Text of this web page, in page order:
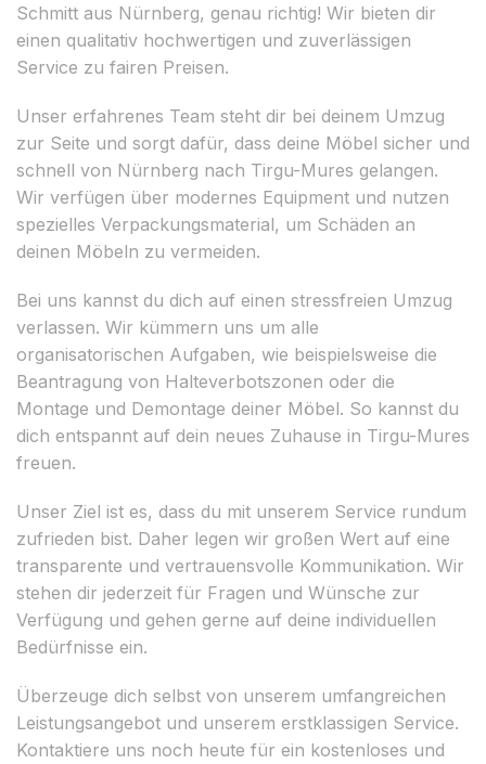
Schmitt aus Nürnberg, genau richtig! Wir bieten dir
einen qualitativ hochwertigen und zuverlässigen
Service zu fairen Preisen.
Unser erfahrenes Team steht dir bei deinem Umzug
zur Seite und sorgt dafür, dass deine Möbel sicher und
schnell von Nürnberg nach Tirgu-Mures gelangen.
Wir verfügen über modernes Equipment und nutzen
spezielles Verpackungsmaterial, um Schäden an
deinen Möbeln zu vermeiden.
Bei uns kannst du dich auf einen stressfreien Umzug
verlassen. Wir kümmern uns um alle
organisatorischen Aufgaben, wie beispielsweise die
Beantragung von Halteverbotszonen oder die
Montage und Demontage deiner Möbel. So kannst du
dich entspannt auf dein neues Zuhause in Tirgu-Mures
freuen.
Unser Ziel ist es, dass du mit unserem Service rundum
zufrieden bist. Daher legen wir großen Wert auf eine
transparente und vertrauensvolle Kommunikation. Wir
stehen dir jederzeit für Fragen und Wünsche zur
Verfügung und gehen gerne auf deine individuellen
Bedürfnisse ein.
Überzeuge dich selbst von unserem umfangreichen
Leistungsangebot und unserem erstklassigen Service.
Kontaktiere uns noch heute für ein kostenloses und